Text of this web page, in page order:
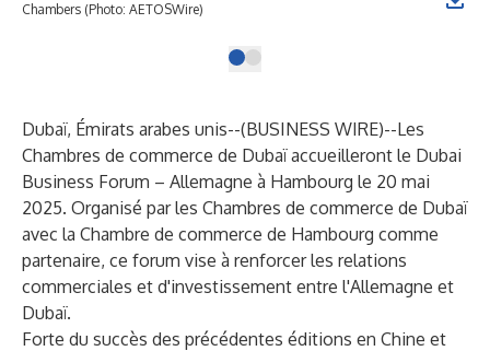
Chambers (Photo: AETOSWire)
Dubaï, Émirats arabes unis--(BUSINESS WIRE)--Les
Chambres de commerce de Dubaï accueilleront le Dubai
Business Forum – Allemagne à Hambourg le 20 mai
2025. Organisé par les Chambres de commerce de Dubaï
avec la Chambre de commerce de Hambourg comme
partenaire, ce forum vise à renforcer les relations
commerciales et d'investissement entre l'Allemagne et
Dubaï.
Forte du succès des précédentes éditions en Chine et